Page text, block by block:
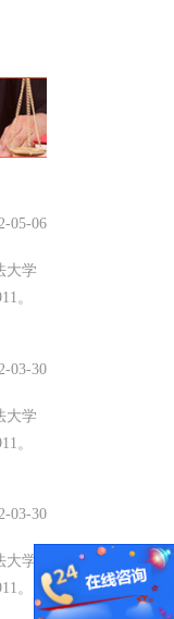
05-06
大学
。
03-30
大学
。
03-30
大学
。